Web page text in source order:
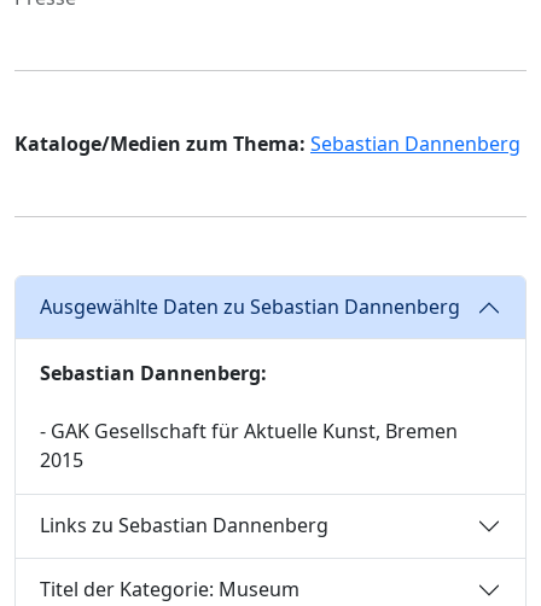
Kataloge/Medien zum Thema: Sebastian Dannenberg
Ausgewählte Daten zu Sebastian Dannenberg
Sebastian Dannenberg:
- GAK Gesellschaft für Aktuelle Kunst, Bremen
2015
Links zu Sebastian Dannenberg
Titel der Kategorie: Museum